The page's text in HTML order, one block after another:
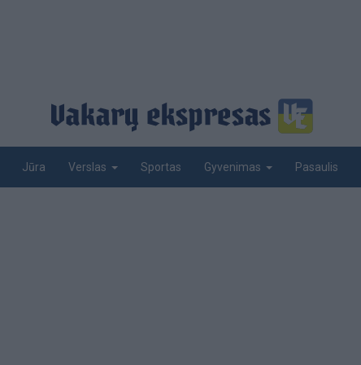
Jūra Verslas Sportas Gyvenimas Pasaulis